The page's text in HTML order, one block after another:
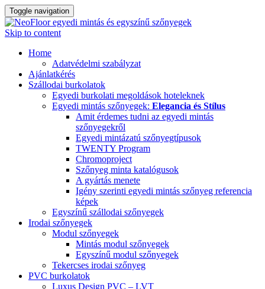
Toggle navigation
Skip to content
Home
Adatvédelmi szabályzat
Ajánlatkérés
Szállodai burkolatok
Egyedi burkolati megoldások hoteleknek
Egyedi mintás szőnyegek: Elegancia és Stílus
Amit érdemes tudni az egyedi mintás
szőnyegekről
Egyedi mintázatú szőnyegtípusok
TWENTY Program
Chromoproject
Szőnyeg minta katalógusok
A gyártás menete
Igény szerinti egyedi mintás szőnyeg referencia
képek
Egyszínű szállodai szőnyegek
Irodai szőnyegek
Modul szőnyegek
Mintás modul szőnyegek
Egyszínű modul szőnyegek
Tekercses irodai szőnyeg
PVC burkolatok
Luxus Design PVC – LVT